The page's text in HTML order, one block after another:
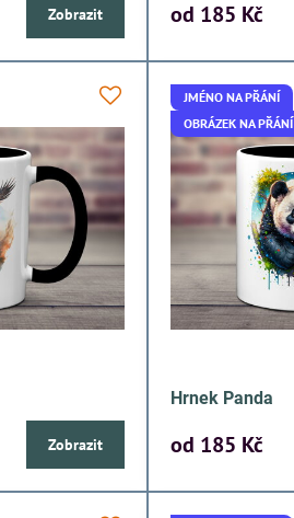
Zobrazit od 185 Kč
Zobrazit
JMÉNO NA PŘÁNÍ
OBRÁZEK NA PŘÁNÍ
Hrnek Panda
od 185 Kč